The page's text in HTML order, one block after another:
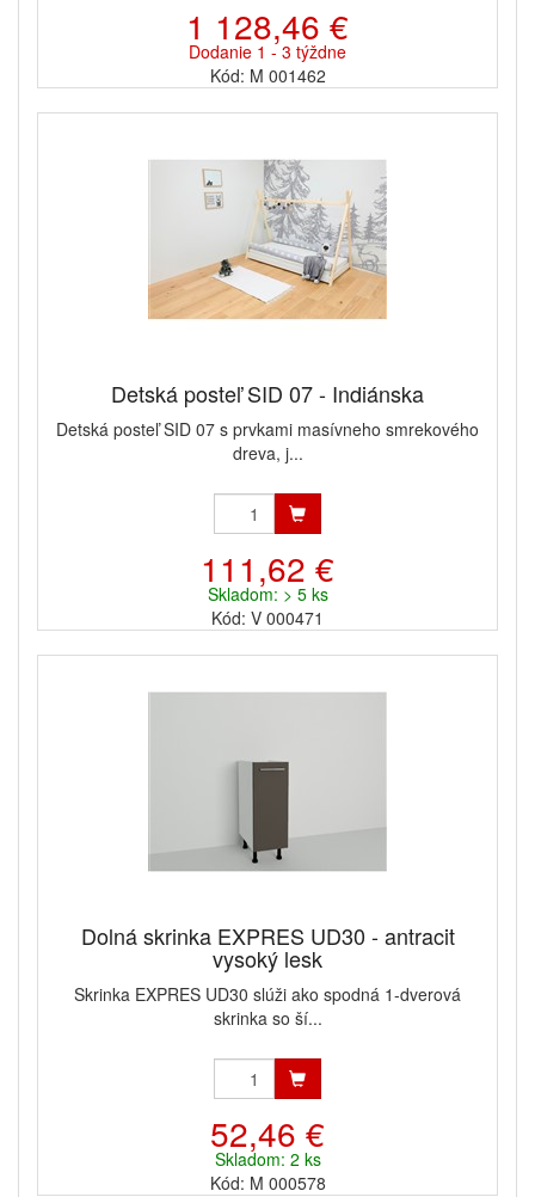
1 128,46 €
Dodanie 1 - 3 týždne
Kód: M 001462
Detská posteľ SID 07 - Indiánska
Detská posteľ SID 07 s prvkami masívneho smrekového
dreva, j...
111,62 €
Skladom: > 5 ks
Kód: V 000471
Dolná skrinka EXPRES UD30 - antracit
vysoký lesk
Skrinka EXPRES UD30 slúži ako spodná 1-dverová
skrinka so ší...
52,46 €
Skladom: 2 ks
Kód: M 000578